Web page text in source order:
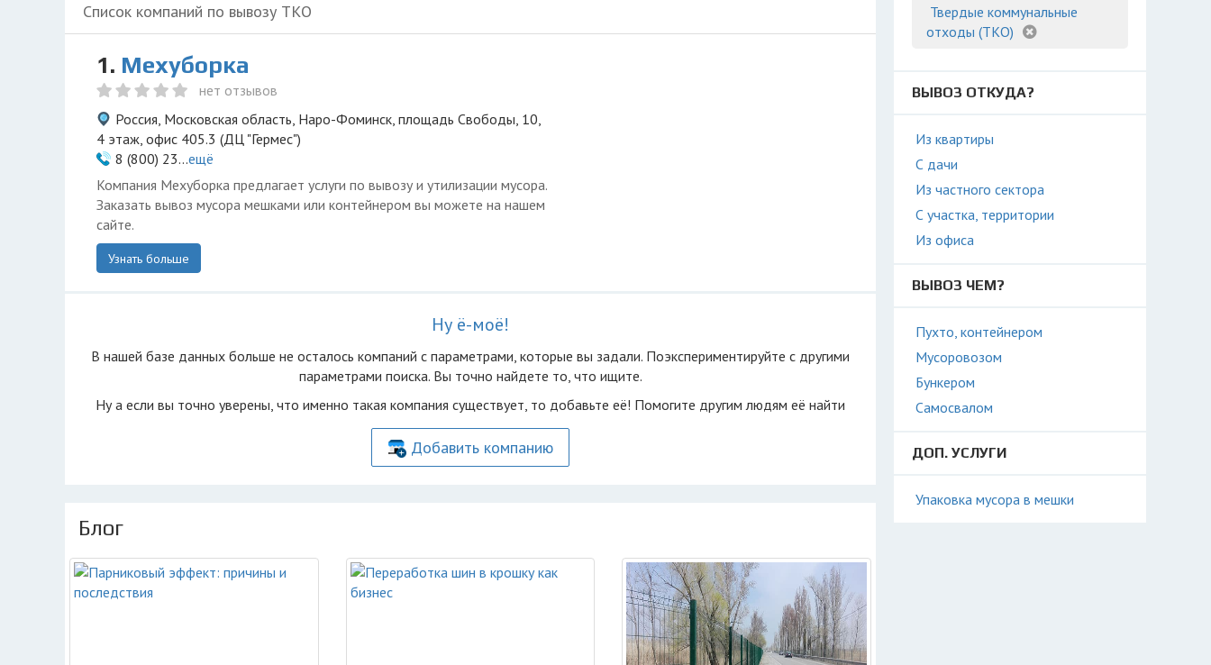
Твердые коммунальные
отходы (ТКО)
ВЫВОЗ ОТКУДА?
Из квартиры
С дачи
Из частного сектора
С участка, территории
Из офиса
ВЫВОЗ ЧЕМ?
Пухто, контейнером
Мусоровозом
Бункером
Самосвалом
ДОП. УСЛУГИ
Упаковка мусора в мешки
Список компаний по вывозу ТКО
1. Мехуборка
нет отзывов
Россия, Московская область, Наро-Фоминск, площадь Свободы, 10,
4 этаж, офис 405.3 (ДЦ "Гермес")
8 (800) 23...ещё
Компания Мехуборка предлагает услуги по вывозу и утилизации мусора.
Заказать вывоз мусора мешками или контейнером вы можете на нашем
сайте.
Узнать больше
Ну ё-моё!
В нашей базе данных больше не осталоcь компаний с параметрами, которые вы задали. Поэкспериментируйте с другими
параметрами поиска. Вы точно найдете то, что ищите.
Ну а если вы точно уверены, что именно такая компания существует, то добавьте её! Помогите другим людям её найти
Добавить компанию
Блог